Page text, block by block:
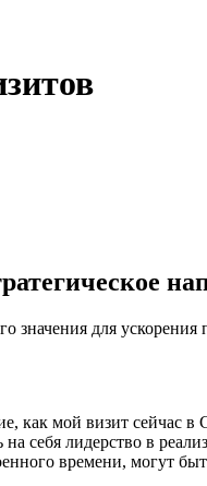
для
как мой визит сейчас
себя лидерство в
времени, могут